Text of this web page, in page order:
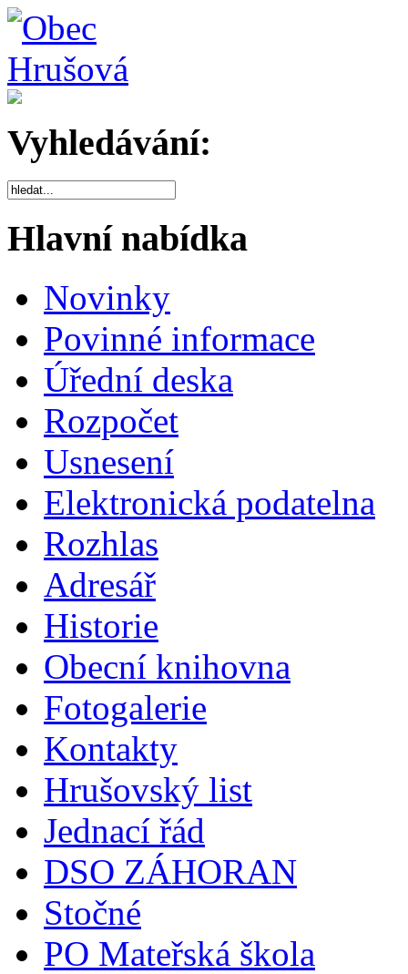
Vyhledávání:
Hlavní nabídka
Novinky
Povinné informace
Úřední deska
Rozpočet
Usnesení
Elektronická podatelna
Rozhlas
Adresář
Historie
Obecní knihovna
Fotogalerie
Kontakty
Hrušovský list
Jednací řád
DSO ZÁHORAN
Stočné
PO Mateřská škola